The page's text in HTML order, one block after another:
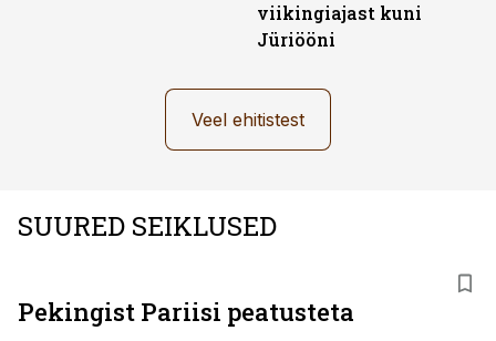
viikingiajast kuni
Jüriööni
Veel ehitistest
SUURED SEIKLUSED
Pekingist Pariisi peatusteta